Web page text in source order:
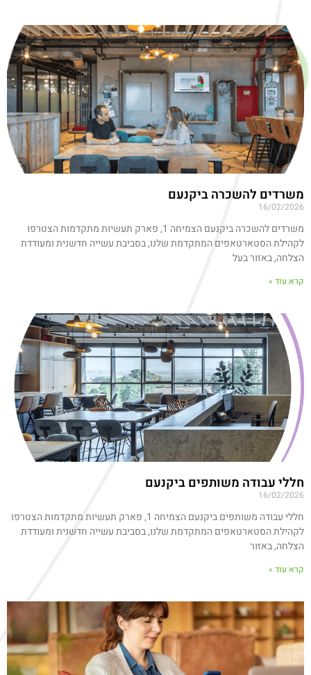
משרדים להשכרה ביקנעם
16/02/2026
משרדים להשכרה ביקנעם הצמיחה 1, פארק תעשיות מתקדמות הצטרפו
לקהילת הסטארטאפים המתקדמת שלנו, בסביבת עשייה חדשנית ומעודדת
הצלחה, באזור בעל
קרא עוד »
חללי עבודה משותפים ביקנעם
16/02/2026
חללי עבודה משותפים ביקנעם הצמיחה 1, פארק תעשיות מתקדמות הצטרפו
לקהילת הסטארטאפים המתקדמת שלנו, בסביבת עשייה חדשנית ומעודדת
הצלחה, באזור
קרא עוד »